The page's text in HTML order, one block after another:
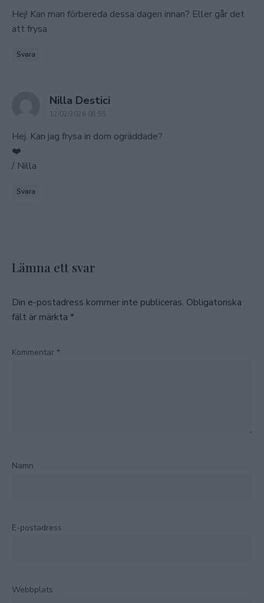
Hej! Kan man förbereda dessa dagen innan? Eller går det
att frysa
Svara
Nilla Destici
12/02/2026 08:55
Hej. Kan jag frysa in dom ogräddade?
❤️
/ Nilla
Svara
Lämna ett svar
Din e-postadress kommer inte publiceras. Obligatoriska
fält är märkta *
Kommentar *
Namn
E-postadress
Webbplats